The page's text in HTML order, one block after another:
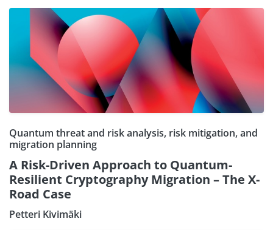
Quantum threat and risk analysis, risk mitigation, and
migration planning
A Risk-Driven Approach to Quantum-
Resilient Cryptography Migration – The X-
Road Case
Petteri Kivimäki